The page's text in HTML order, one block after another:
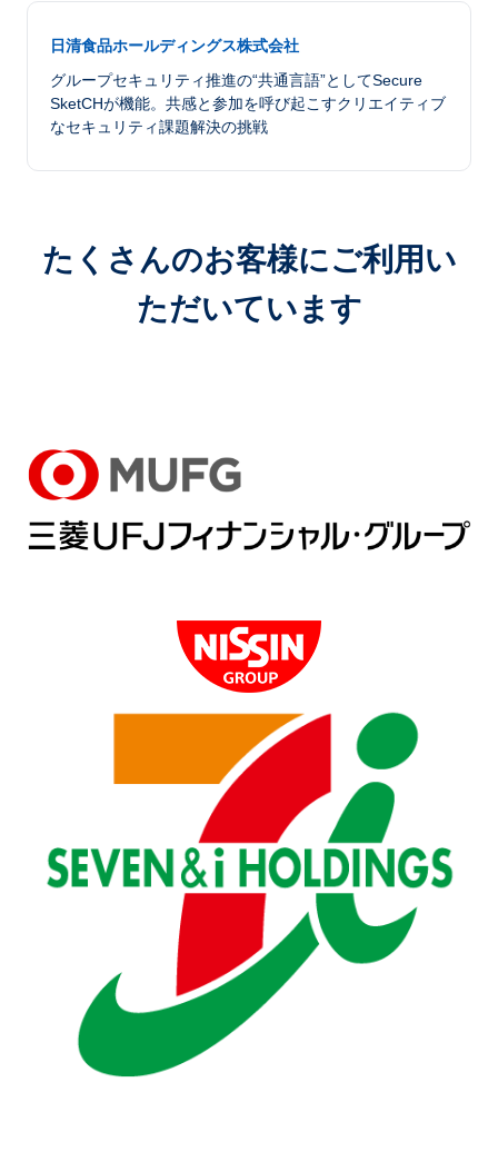
日清食品ホールディングス株式会社
グループセキュリティ推進の“共通言語”としてSecure
SketCHが機能。共感と参加を呼び起こすクリエイティブ
なセキュリティ課題解決の挑戦
たくさんのお客様にご利用い
ただいています